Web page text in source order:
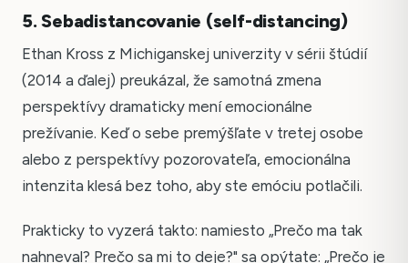
5. Sebadistancovanie (self-distancing)
Ethan Kross z Michiganskej univerzity v sérii štúdií
(2014 a ďalej) preukázal, že samotná zmena
perspektívy dramaticky mení emocionálne
prežívanie. Keď o sebe premýšľate v tretej osobe
alebo z perspektívy pozorovateľa, emocionálna
intenzita klesá bez toho, aby ste emóciu potlačili.
Prakticky to vyzerá takto: namiesto „Prečo ma tak
nahneval? Prečo sa mi to deje?" sa opýtate: „Prečo je